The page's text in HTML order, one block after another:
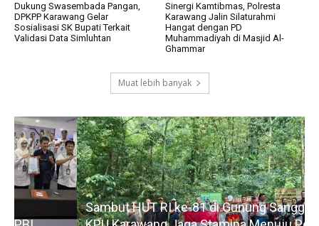
Dukung Swasembada Pangan,
DPKPP Karawang Gelar
Sosialisasi SK Bupati Terkait
Validasi Data Simluhtan
Sinergi Kamtibmas, Polresta
Karawang Jalin Silaturahmi
Hangat dengan PD
Muhammadiyah di Masjid Al-
Ghammar
Muat lebih banyak
Sambut HUT RI ke-81 di Gunung Sanggabuana,